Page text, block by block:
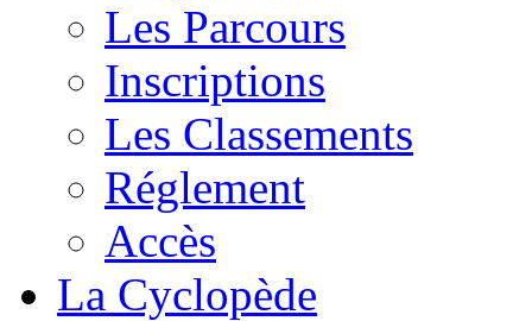
Les Parcours
Inscriptions
Les Classements
Réglement
Accès
La Cyclopède